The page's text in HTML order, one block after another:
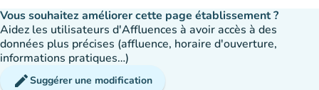
Vous souhaitez améliorer cette page établissement ?
Aidez les utilisateurs d'Affluences à avoir accès à des
données plus précises (affluence, horaire d'ouverture,
informations pratiques…)
editSuggérer une modification